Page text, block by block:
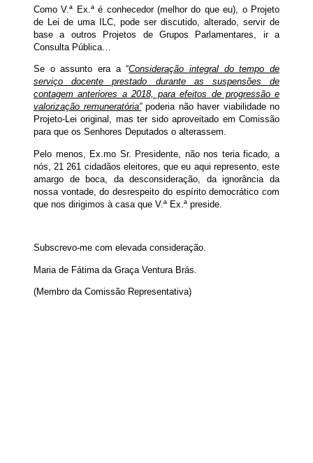
Como V.ª Ex.ª é conhecedor (melhor do que eu), o Projeto
de Lei de uma ILC, pode ser discutido, alterado, servir de
base a outros Projetos de Grupos Parlamentares, ir a
Consulta Pública…
Se o assunto era a “Consideração integral do tempo de
serviço docente prestado durante as suspensões de
contagem anteriores a 2018, para efeitos de progressão e
valorização remuneratória” poderia não haver viabilidade no
Projeto-Lei original, mas ter sido aproveitado em Comissão
para que os Senhores Deputados o alterassem.
Pelo menos, Ex.mo Sr. Presidente, não nos teria ficado, a
nós, 21 261 cidadãos eleitores, que eu aqui represento, este
amargo de boca, da desconsideração, da ignorância da
nossa vontade, do desrespeito do espírito democrático com
que nos dirigimos à casa que V.ª Ex.ª preside.
Subscrevo-me com elevada consideração.
Maria de Fátima da Graça Ventura Brás.
(Membro da Comissão Representativa)